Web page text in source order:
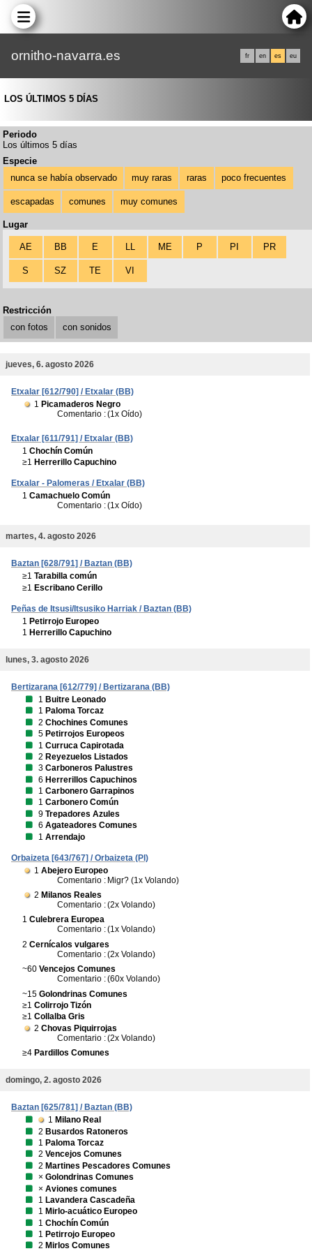
ornitho-navarra.es fr en es eu
LOS ÚLTIMOS 5 DÍAS
Periodo
Los últimos 5 días
Especie
nunca se había observado
muy raras raras poco frecuentes
escapadas comunes muy comunes
Lugar
AE BB E ME P PI PR
S SZ TE VI
Restricción
con fotos
con sonidos
jueves, 6. agosto 2026
Etxalar [612/790] / Etxalar (BB)
1 Picamaderos Negro
Comentario :(1x Oído)
Etxalar [611/791] / Etxalar (BB)
1 Chochín Común
≥1 Herrerillo Capuchino
Etxalar - Palomeras / Etxalar (BB)
1 Camachuelo Común
Comentario :(1x Oído)
martes, 4. agosto 2026
Baztan [628/791] / Baztan (BB)
≥1 Tarabilla común
≥1 Escribano Cerillo
Peñas de Itsusi/Itsusiko Harriak / Baztan (BB)
1 Petirrojo Europeo
1 Herrerillo Capuchino
lunes, 3. agosto 2026
Bertizarana [612/779] / Bertizarana (BB)
1 Buitre Leonado
1 Paloma Torcaz
2 Chochines Comunes
5 Petirrojos Europeos
1 Curruca Capirotada
2 Reyezuelos Listados
3 Carboneros Palustres
6 Herrerillos Capuchinos
1 Carbonero Garrapinos
1 Carbonero Común
9 Trepadores Azules
6 Agateadores Comunes
1 Arrendajo
Orbaizeta [643/767] / Orbaizeta (PI)
1 Abejero Europeo
Comentario : Migr? (1x Volando)
2 Milanos Reales
Comentario :(2x Volando)
1 Culebrera Europea
Comentario :(1x Volando)
2 Cernícalos vulgares
Comentario :(2x Volando)
~60 Vencejos Comunes
Comentario :(60x Volando)
~15 Golondrinas Comunes
≥1 Colirrojo Tizón
≥1 Collalba Gris
2 Chovas Piquirrojas
Comentario :(2x Volando)
≥4 Pardillos Comunes
domingo, 2. agosto 2026
Baztan [625/781] / Baztan (BB)
1 Milano Real
2 Busardos Ratoneros
1 Paloma Torcaz
2 Vencejos Comunes
2 Martines Pescadores Comunes
× Golondrinas Comunes
× Aviones comunes
1 Lavandera Cascadeña
1 Mirlo-acuático Europeo
1 Chochín Común
1 Petirrojo Europeo
2 Mirlos Comunes